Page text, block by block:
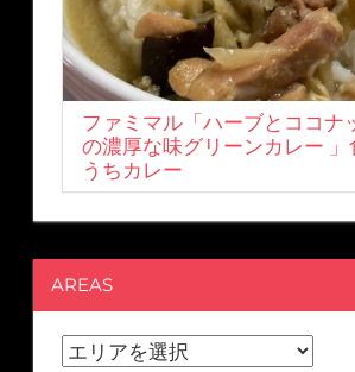
ファミマル「ハーブとココナ
の濃厚な味グリーンカレー 」
うちカレー
AREAS